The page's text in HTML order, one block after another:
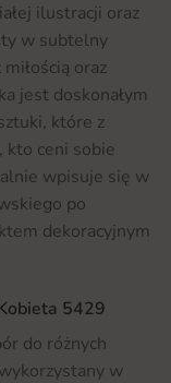
ilustracji oraz
w subtelny
oraz
jest doskonałym
które z
kto ceni sobie
wpisuje się w
po
dekoracyjnym
5429
do różnych
w